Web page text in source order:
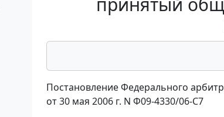
Постановление Федерального
от 30 мая 2006 г. N Ф09-4330/06-С7